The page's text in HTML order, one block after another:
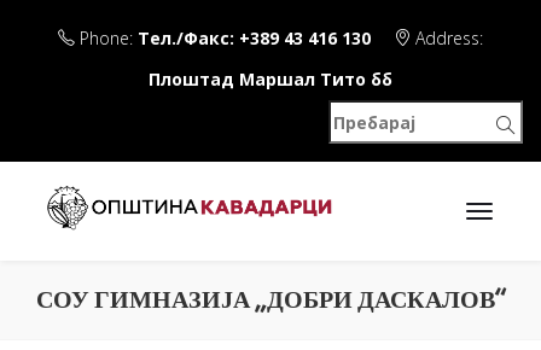
Phone: Тел./Факс: +389 43 416 130
Address:
Плоштад Маршал Тито бб
СОУ ГИМНАЗИЈА „ДОБРИ ДАСКАЛОВ“